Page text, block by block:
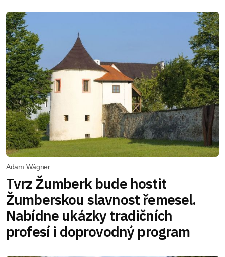
Adam Wágner
Tvrz Žumberk bude hostit
Žumberskou slavnost řemesel.
Nabídne ukázky tradičních
profesí i doprovodný program